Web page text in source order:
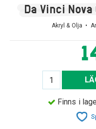
Da Vinci
Akryl & Olja •
Finns i